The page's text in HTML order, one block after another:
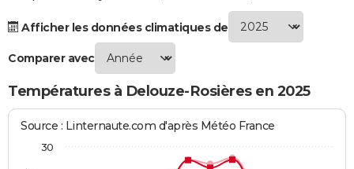
Afficher les données climatiques de
Comparer avec
Températures à Delouze-Rosières en 2025
Source : Linternaute.com d'après Météo France
30